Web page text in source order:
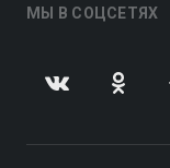
МЫ В СОЦСЕТЯХ